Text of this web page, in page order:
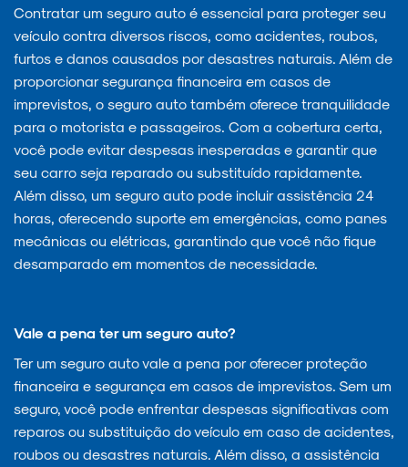
Contratar um seguro auto é essencial para proteger seu
veículo contra diversos riscos, como acidentes, roubos,
furtos e danos causados por desastres naturais. Além de
proporcionar segurança financeira em casos de
imprevistos, o seguro auto também oferece tranquilidade
para o motorista e passageiros. Com a cobertura certa,
você pode evitar despesas inesperadas e garantir que
seu carro seja reparado ou substituído rapidamente.
Além disso, um seguro auto pode incluir assistência 24
horas, oferecendo suporte em emergências, como panes
mecânicas ou elétricas, garantindo que você não fique
desamparado em momentos de necessidade.
Vale a pena ter um seguro auto?
Ter um seguro auto vale a pena por oferecer proteção
financeira e segurança em casos de imprevistos. Sem um
seguro, você pode enfrentar despesas significativas com
reparos ou substituição do veículo em caso de acidentes,
roubos ou desastres naturais. Além disso, a assistência